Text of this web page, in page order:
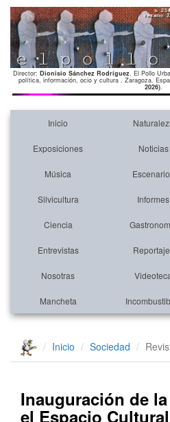
Director: Dionisio Sánchez Rodríguez. El Pollo
política, información, ocio y cultura . Zaragoza.
2026).
Inicio
Exposiciones Noticias
Música
Silvicultura Informes
Ciencia
Entrevistas
Nosotras
Mancheta
Inicio Sociedad
Inauguración de
el Espacio